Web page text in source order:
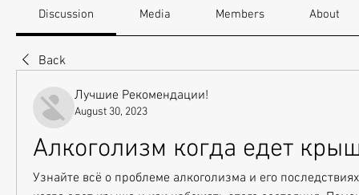
Discussion Media Members About
Back
Лучшие Рекомендации!
August 30, 2023
Алкоголизм когда едет
Узнайте всё о проблеме алкоголизма и его